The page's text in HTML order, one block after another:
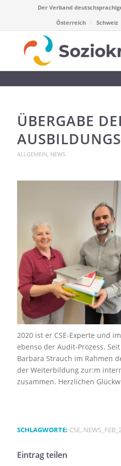
Der Verband
Österreich
Schweiz
ÜBERGABE
ALLGEMEIN, NEWS
2020 ist er CSE-Experte und
ebenso der Audit-Prozess.
Barbara Strauch im Rahmen
der Weiterbildung zur:m
zusammen. Herzlichen
SCHLAGWORTE: CSE,
Eintrag teilen